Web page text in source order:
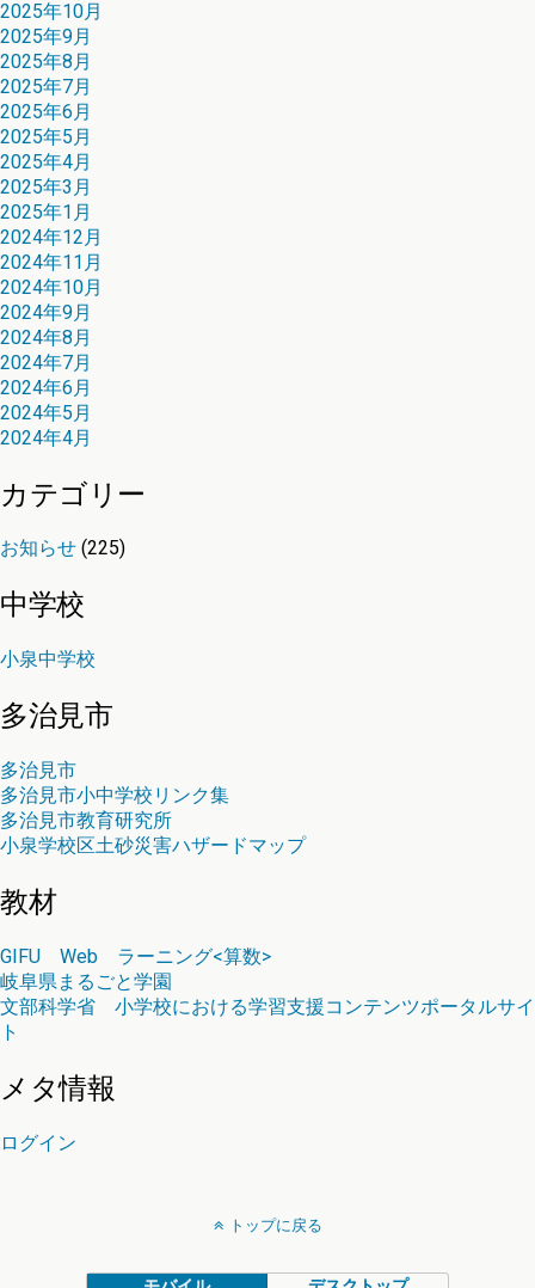
2025年10月
2025年9月
2025年8月
2025年7月
2025年6月
2025年5月
2025年4月
2025年3月
2025年1月
2024年12月
2024年11月
2024年10月
2024年9月
2024年8月
2024年7月
2024年6月
2024年5月
2024年4月
カテゴリー
お知らせ (225)
中学校
小泉中学校
多治見市
多治見市
多治見市小中学校リンク集
多治見市教育研究所
小泉学校区土砂災害ハザードマップ
教材
GIFU Web ラーニング<算数>
岐阜県まるごと学園
文部科学省 小学校における学習支援コンテンツポータルサイ
ト
メタ情報
ログイン
トップに戻る